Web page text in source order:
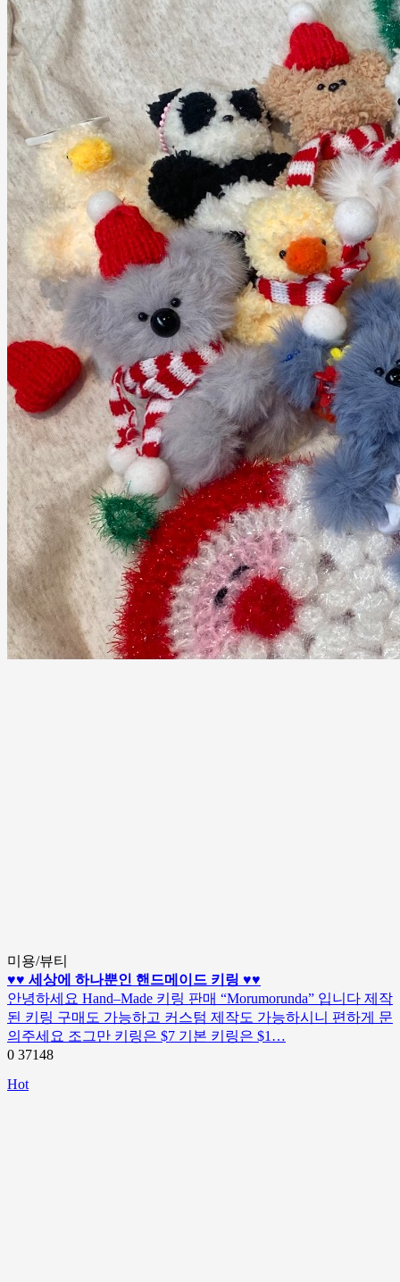
미용/뷰티
♥♥ 세상에 하나뿐인 핸드메이드 키링 ♥♥
안녕하세요 Hand–Made 키링 판매 “Morumorunda” 입니다 제작
된 키링 구매도 가능하고 커스텀 제작도 가능하시니 편하게 문
의주세요 조그만 키링은 $7 기본 키링은 $1…
0 37148
Hot